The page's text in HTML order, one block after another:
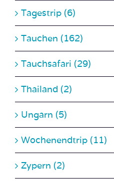
Tauchen (162)
Tauchsafari (29)
Thailand (2)
Ungarn (5)
Wochenendtrip (11)
Zypern (2)